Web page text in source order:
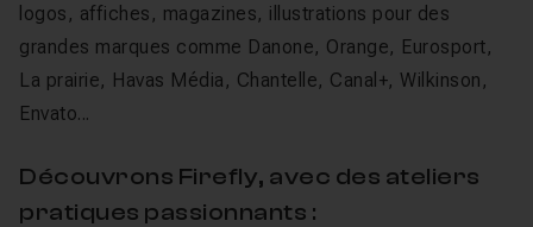
logos, affiches, magazines, illustrations pour des
grandes marques comme Danone, Orange, Eurosport,
La prairie, Havas Média, Chantelle, Canal+, Wilkinson,
Envato...
Découvrons Firefly, avec des ateliers
pratiques passionnants :